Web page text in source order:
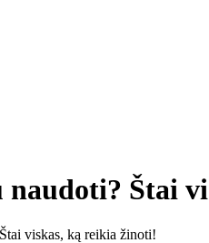
naudoti? Štai
viskas, ką reikia žinoti!